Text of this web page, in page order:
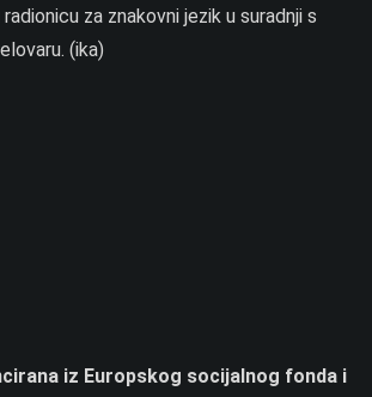
za znakovni jezik u suradnji s
(ika)
iz Europskog socijalnog fonda i